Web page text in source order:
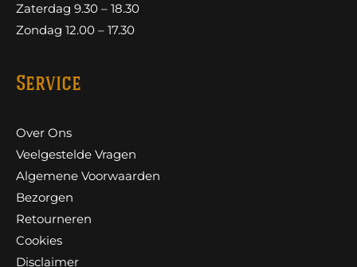
Zaterdag 9.30 – 18.30
Zondag 12.00 – 17.30
Service
Over Ons
Veelgestelde Vragen
Algemene Voorwaarden
Bezorgen
Retourneren
Cookies
Disclaimer